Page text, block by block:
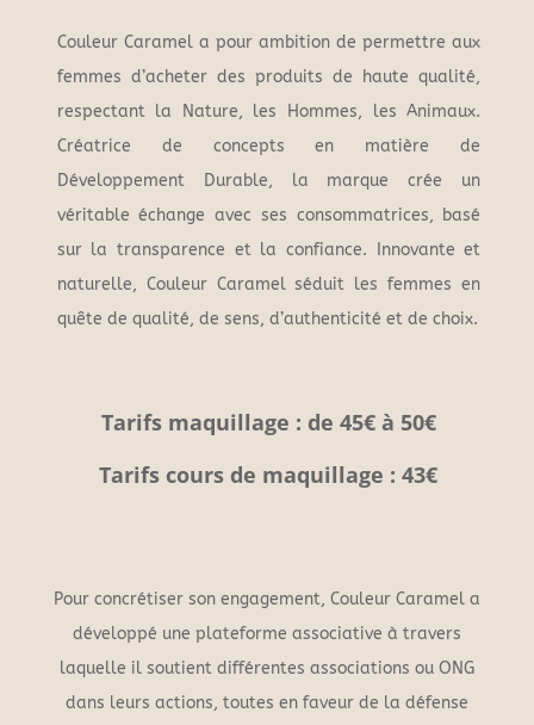
Couleur Caramel a pour ambition de permettre aux
femmes d’acheter des produits de haute qualité,
respectant la Nature, les Hommes, les Animaux.
Créatrice de concepts en matière de
Développement Durable, la marque crée un
véritable échange avec ses consommatrices, basé
sur la transparence et la confiance. Innovante et
naturelle, Couleur Caramel séduit les femmes en
quête de qualité, de sens, d’authenticité et de choix.
Tarifs maquillage : de 45€ à 50€
Tarifs cours de maquillage : 43€
Pour concrétiser son engagement, Couleur Caramel a
développé une plateforme associative à travers
laquelle il soutient différentes associations ou ONG
dans leurs actions, toutes en faveur de la défense